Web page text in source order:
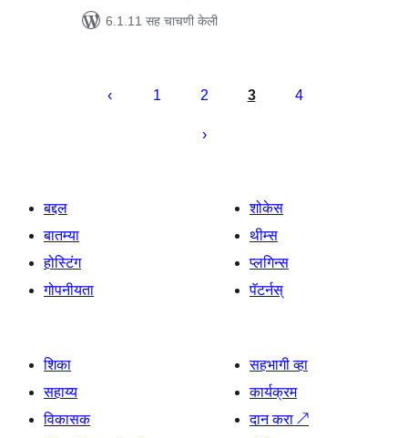
6.1.11 सह चाचणी केली
पृष्ठांकन
1 2 3 4
बद्दल
बातम्या
होस्टिंग
गोपनीयता
शोकेस
थीम्स
प्लगिन्स
पॅटर्नस्
शिका
सहाय्य
विकासक
सहभागी व्हा
कार्यक्रम
दान करा ↗